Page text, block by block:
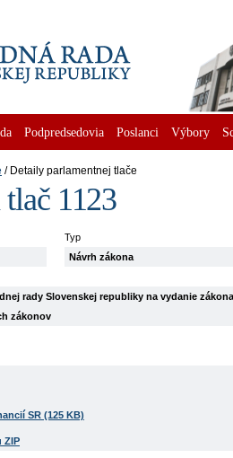
Podpredsedovia Poslanci Výbory
Detaily parlamentnej tlače
1123
Typ
Návrh zákona
rady Slovenskej republiky na vydanie
zákonov
SR (125 KB)
ZIP